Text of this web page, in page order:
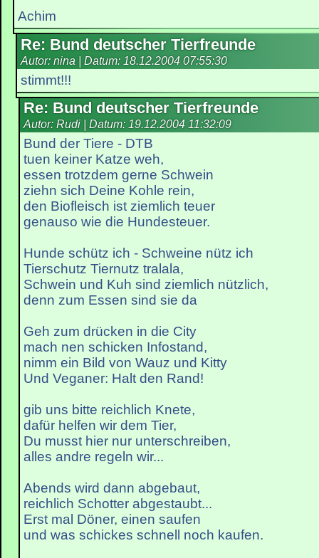
Achim
Re: Bund deutscher Tierfreunde
Autor: nina | Datum: 18.12.2004 07:55:30
stimmt!!!
Re: Bund deutscher Tierfreunde
Autor: Rudi | Datum: 19.12.2004 11:32:09
Bund der Tiere - DTB
tuen keiner Katze weh,
essen trotzdem gerne Schwein
ziehn sich Deine Kohle rein,
den Biofleisch ist ziemlich teuer
genauso wie die Hundesteuer.
Hunde schütz ich - Schweine nütz ich
Tierschutz Tiernutz tralala,
Schwein und Kuh sind ziemlich nützlich,
denn zum Essen sind sie da
Geh zum drücken in die City
mach nen schicken Infostand,
nimm ein Bild von Wauz und Kitty
Und Veganer: Halt den Rand!
gib uns bitte reichlich Knete,
dafür helfen wir dem Tier,
Du musst hier nur unterschreiben,
alles andre regeln wir...
Abends wird dann abgebaut,
reichlich Schotter abgestaubt...
Erst mal Döner, einen saufen
und was schickes schnell noch kaufen.